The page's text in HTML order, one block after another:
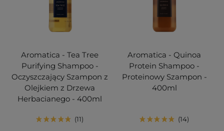
Aromatica - Tea Tree
Purifying Shampoo -
Oczyszczający Szampon z
Olejkiem z Drzewa
Herbacianego - 400ml
11
Aromatica - Quinoa
Protein Shampoo -
Proteinowy Szampon -
400ml
14